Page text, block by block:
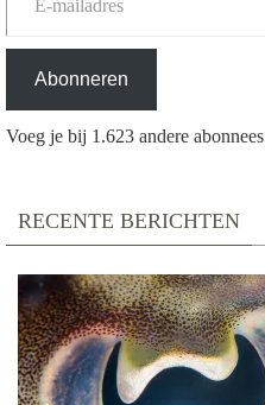
Abonneren
Voeg je bij 1.623 andere abonnees
RECENTE BERICHTEN